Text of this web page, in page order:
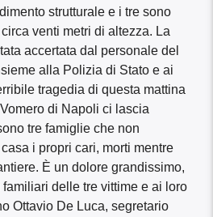
strutturale e i tre sono
venti metri di altezza. La
accertata dal personale del
alla Polizia di Stato e ai
tragedia di questa mattina
di Napoli ci lascia
tre famiglie che non
i propri cari, morti mentre
È un dolore grandissimo,
delle tre vittime e ai loro
Ottavio De Luca, segretario